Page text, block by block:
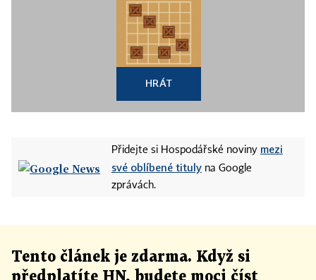
HRÁT
Přidejte si Hospodářské noviny mezi
své oblíbené tituly na Google
zprávách.
Tento článek je zdarma. Když si
předplatíte HN, budete moci číst